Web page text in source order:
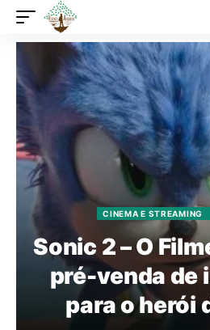
CINEMA E STREAMING
Sonic 2 – O
pré-venda de
para o herói